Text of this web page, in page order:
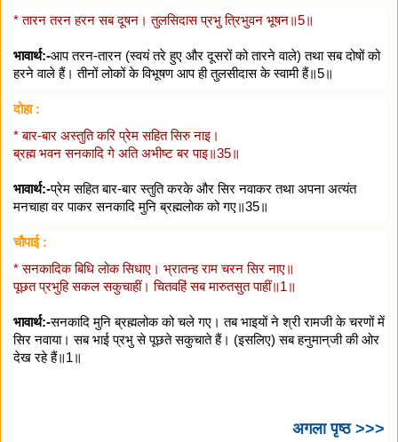
* तारन तरन हरन सब दूषन। तुलसिदास प्रभु त्रिभुवन भूषन॥5॥
भावार्थ:-आप तरन-तारन (स्वयं तरे हुए और दूसरों को तारने वाले) तथा सब दोषों को
हरने वाले हैं। तीनों लोकों के विभूषण आप ही तुलसीदास के स्वामी हैं॥5॥
दोहा :
* बार-बार अस्तुति करि प्रेम सहित सिरु नाइ।
ब्रह्म भवन सनकादि गे अति अभीष्ट बर पाइ॥35॥
भावार्थ:-प्रेम सहित बार-बार स्तुति करके और सिर नवाकर तथा अपना अत्यंत
मनचाहा वर पाकर सनकादि मुनि ब्रह्मलोक को गए॥35॥
चौपाई :
* सनकादिक बिधि लोक सिधाए। भ्रातन्ह राम चरन सिर नाए॥
पूछत प्रभुहि सकल सकुचाहीं। चितवहिं सब मारुतसुत पाहीं॥1॥
भावार्थ:-सनकादि मुनि ब्रह्मलोक को चले गए। तब भाइयों ने श्री रामजी के चरणों में
सिर नवाया। सब भाई प्रभु से पूछते सकुचाते हैं। (इसलिए) सब हनुमान्‌जी की ओर
देख रहे हैं॥1॥
अगला पृष्ठ >>>